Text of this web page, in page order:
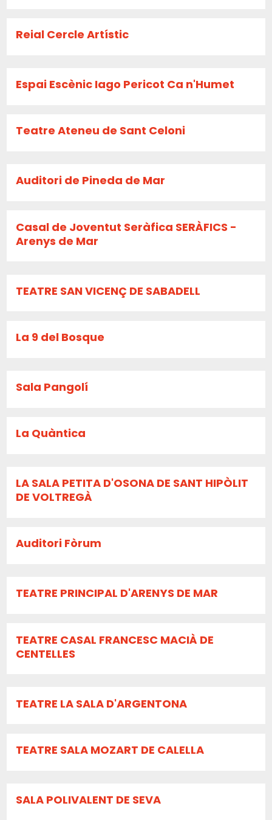
Reial Cercle Artístic
Espai Escènic Iago Pericot Ca n'Humet
Teatre Ateneu de Sant Celoni
Auditori de Pineda de Mar
Casal de Joventut Seràfica SERÀFICS -
Arenys de Mar
TEATRE SAN VICENÇ DE SABADELL
La 9 del Bosque
Sala Pangolí
La Quàntica
LA SALA PETITA D'OSONA DE SANT HIPÒLIT
DE VOLTREGÀ
Auditori Fòrum
TEATRE PRINCIPAL D'ARENYS DE MAR
TEATRE CASAL FRANCESC MACIÀ DE
CENTELLES
TEATRE LA SALA D'ARGENTONA
TEATRE SALA MOZART DE CALELLA
SALA POLIVALENT DE SEVA